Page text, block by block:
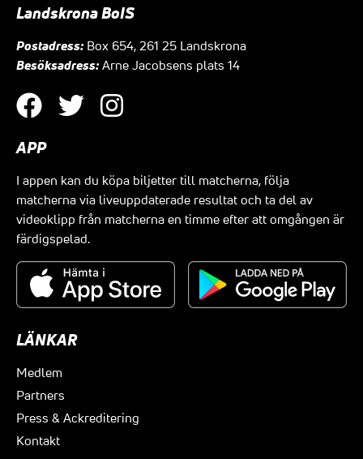
Landskrona BoIS
Postadress: Box 654, 261 25 Landskrona
Besöksadress: Arne Jacobsens plats 14
APP
I appen kan du köpa biljetter till matcherna, följa
matcherna via liveuppdaterade resultat och ta del av
videoklipp från matcherna en timme efter att omgången är
färdigspelad.
LÄNKAR
Medlem
Partners
Press & Ackreditering
Kontakt